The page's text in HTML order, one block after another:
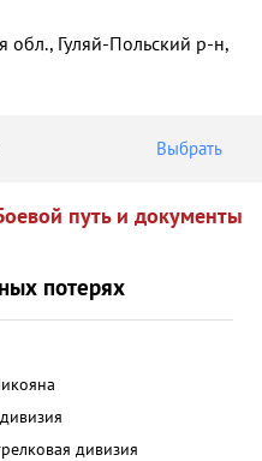
обл., Гуляй-Польский р-н,
Выбрать
путь и документы
потерях
дивизия